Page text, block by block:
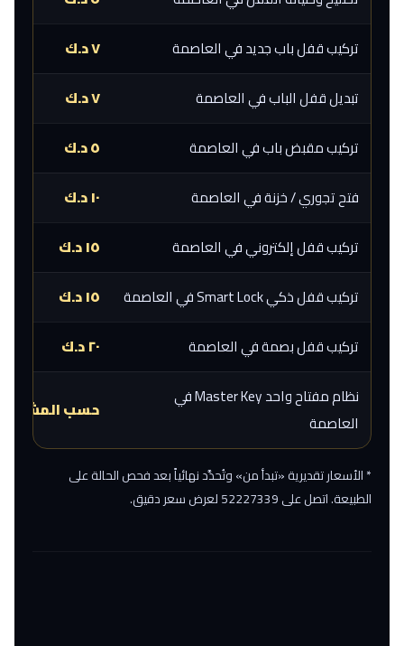
تركيب قفل باب جديد في العاصمة
٧ د.ك
تبديل قفل الباب في العاصمة
٧ د.ك
تركيب مقبض باب في العاصمة
٥ د.ك
فتح تجوري / خزنة في العاصمة
١٠ د.ك
تركيب قفل إلكتروني في العاصمة
١٥ د.ك
تركيب قفل ذكي Smart Lock في العاصمة
١٥ د.ك
تركيب قفل بصمة في العاصمة
٢٠ د.ك
نظام مفتاح واحد Master Key في
العاصمة
حسب المشروع
* الأسعار تقديرية «تبدأ من» وتُحدَّد نهائياً بعد فحص الحالة على
الطبيعة. اتصل على 52227339 لعرض سعر دقيق.